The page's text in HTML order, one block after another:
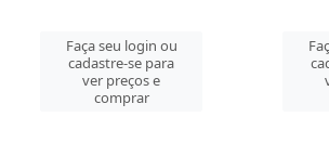
Faça seu login ou
cadastre-se para
ver preços e
comprar